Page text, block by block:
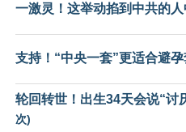
一激灵！这举动掐到中共的人
支持！“中央一套”更适合避
轮回转世！出生34天会说“讨
次)